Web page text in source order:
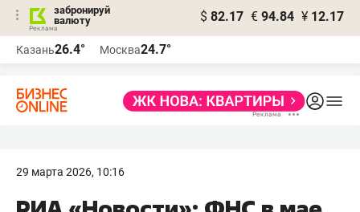
забронируй
валюту
$ 82.17 € 94.84 ¥ 12.17
Казань26.4° Москва24.7°
29 марта 2026, 10:16